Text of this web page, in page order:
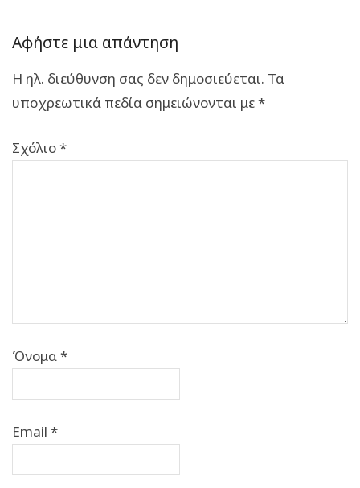
Αφήστε μια απάντηση
Η ηλ. διεύθυνση σας δεν δημοσιεύεται. Τα
υποχρεωτικά πεδία σημειώνονται με*
Σχόλιο*
Όνομα*
Email *